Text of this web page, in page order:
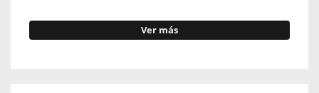
Ver más